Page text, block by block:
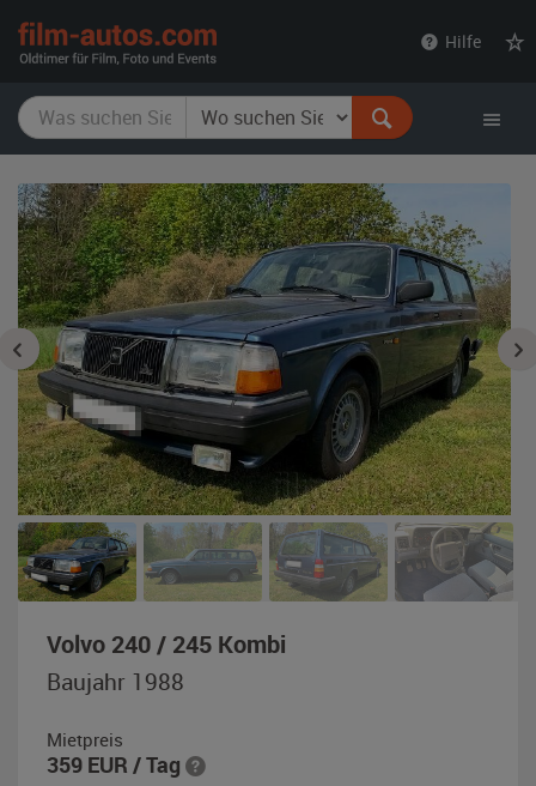
Hilfe
Volvo 240 / 245 Kombi
Baujahr 1988
Mietpreis
359 EUR / Tag